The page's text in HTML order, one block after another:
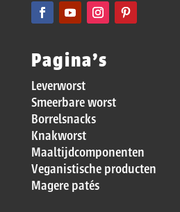
Pagina’s
Leverworst
Smeerbare worst
Borrelsnacks
Knakworst
Maaltijdcomponenten
Veganistische producten
Magere patés